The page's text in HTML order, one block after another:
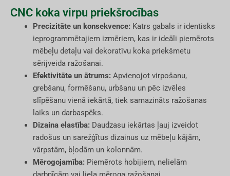
CNC koka virpu priekšrocības
Precizitāte un konsekvence:Katrs gabals ir identisks
ieprogrammētajiem izmēriem, kas ir ideāli piemērots
mēbeļu detaļu vai dekoratīvu koka priekšmetu
sērijveida ražošanai.
Efektivitāte un ātrums:Apvienojot virpošanu,
grebšanu, formēšanu, urbšanu un pēc izvēles
slīpēšanu vienā iekārtā, tiek samazināts ražošanas
laiks un darbaspēks.
Dizaina elastība:Daudzasu iekārtas ļauj izveidot
radošus un sarežģītus dizainus uz mēbeļu kājām,
vārpstām, bļodām un kolonnām.
Mērogojamība:Piemērots hobijiem, nelielām